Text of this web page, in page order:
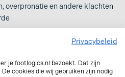
overpronatie en andere klachten
Privacybeleid
je footlogics.nl bezoekt. Dat zijn
cookies die wij gebruiken zijn nodig